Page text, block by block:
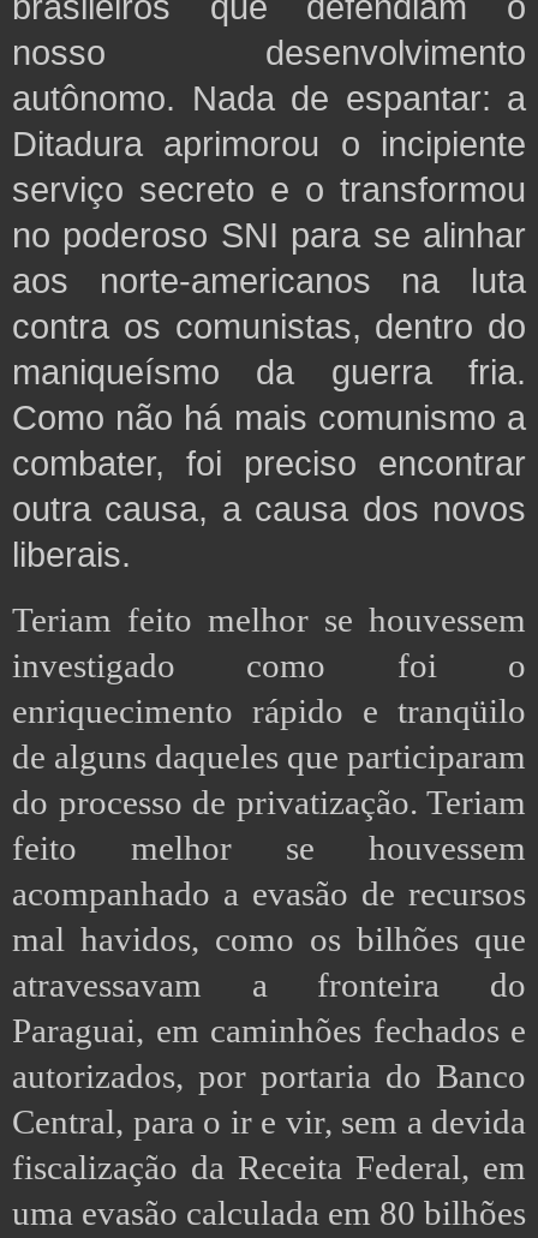
nosso desenvolvimento
autônomo. Nada de espantar: a
Ditadura aprimorou o incipiente
serviço secreto e o transformou
no poderoso SNI para se alinhar
aos norte-americanos na luta
contra os comunistas, dentro do
maniqueísmo da guerra fria.
Como não há mais comunismo a
combater, foi preciso encontrar
outra causa, a causa dos novos
liberais.
Teriam feito melhor se houvessem
investigado como foi o
enriquecimento rápido e tranqüilo
de alguns daqueles que participaram
do processo de privatização. Teriam
feito melhor se houvessem
acompanhado a evasão de recursos
mal havidos, como os bilhões que
atravessavam a fronteira do
Paraguai, em caminhões fechados e
autorizados, por portaria do Banco
Central, para o ir e vir, sem a devida
fiscalização da Receita Federal, em
uma evasão calculada em 80 bilhões